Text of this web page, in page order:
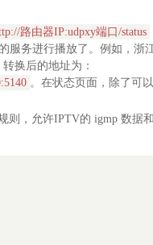
路由器IP:udpxy端口/status
服务进行播放了。例如，浙
转换后的地址为：
。在状态页面，除了可
则，允许IPTV的 igmp 数据